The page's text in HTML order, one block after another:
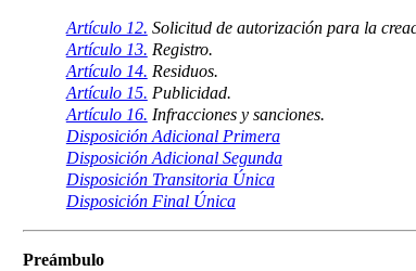
Artículo 12. Solicitud de autorización para la
Artículo 13. Registro.
Artículo 14. Residuos.
Artículo 15. Publicidad.
Artículo 16. Infracciones y sanciones.
Disposición Adicional Primera
Disposición Adicional Segunda
Disposición Transitoria Única
Disposición Final Única
Preámbulo